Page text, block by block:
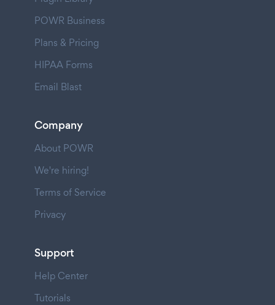
POWR Business
Plans & Pricing
HIPAA Forms
Email Blast
Company
About POWR
We're hiring!
Terms of Service
Privacy
Support
Help Center
Tutorials